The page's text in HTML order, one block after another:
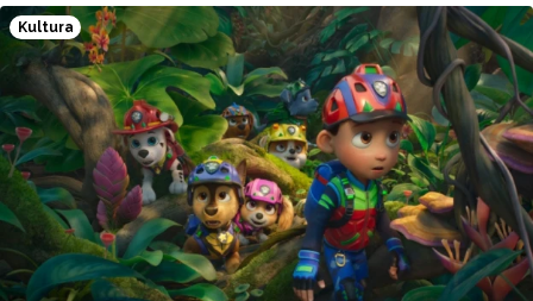
o tom tisková mluvčí nemocnice Radka Miloševská.
V Prostějově vyšetřují i sportovce z Moravskoslezského,
Zlínského nebo Jihomoravského kraje.
Kultura